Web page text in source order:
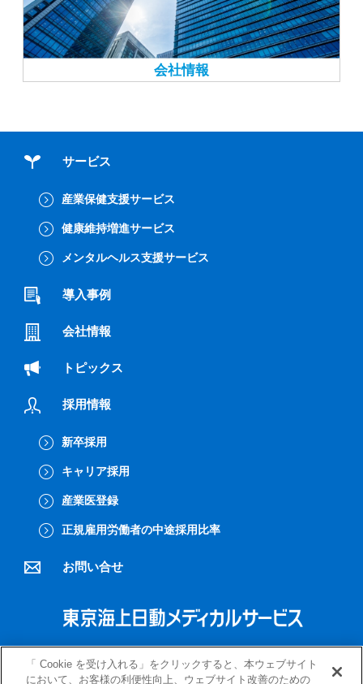
会社情報
サービス
産業保健支援サービス
健康維持増進サービス
メンタルヘルス支援サービス
導入事例
会社情報
トピックス
採用情報
新卒採用
キャリア採用
産業医登録
正規雇用労働者の中途採用比率
お問い合せ
プライバシーポリシー クッキーポリシー
「 Cookie を受け入れる」をクリックすると、本ウェブサイト
において、お客様の利便性向上、ウェブサイト改善のための